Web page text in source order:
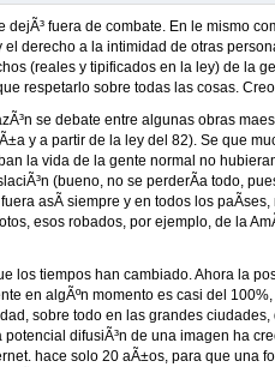
dejÃ³ fuera de combate. En le mismo
el derecho a la intimidad de otras
(reales y tipificados en la ley) de la
respetarlo sobre todas las cosas.
se debate entre algunas obras
y a partir de la ley del 82). Se que
la vida de la gente normal no
(bueno, no se perderÃ­a todo,
asÃ­ siempre y en todos los
esos robados, por ejemplo, de la
los tiempos han cambiado. Ahora la
en algÃºn momento es casi del
sobre todo en las grandes
potencial difusiÃ³n de una imagen ha
hace solo 20 aÃ±os, para que una